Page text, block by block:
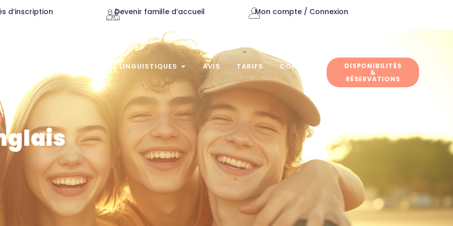
d’inscription Devenir famille d’accueil Mon compte / Connexion
SÉJOURS LINGUISTIQUES AVIS TARIFS CONTACT DISPONIBILITÉS
&
RÉSERVATIONS